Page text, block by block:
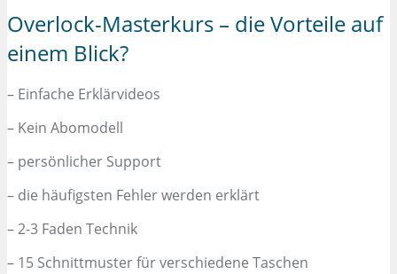
Overlock-Masterkurs – die Vorteile auf
einem Blick?
– Einfache Erklärvideos
– Kein Abomodell
– persönlicher Support
– die häufigsten Fehler werden erklärt
– 2-3 Faden Technik
– 15 Schnittmuster für verschiedene Taschen